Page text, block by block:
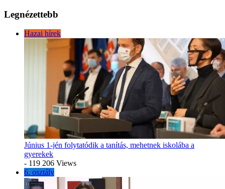
Legnézettebb
Hazai hírek
Június 1-jén folytatódik a tanítás, mehetnek iskolába a
gyerekek
- 119 206 Views
6. osztály